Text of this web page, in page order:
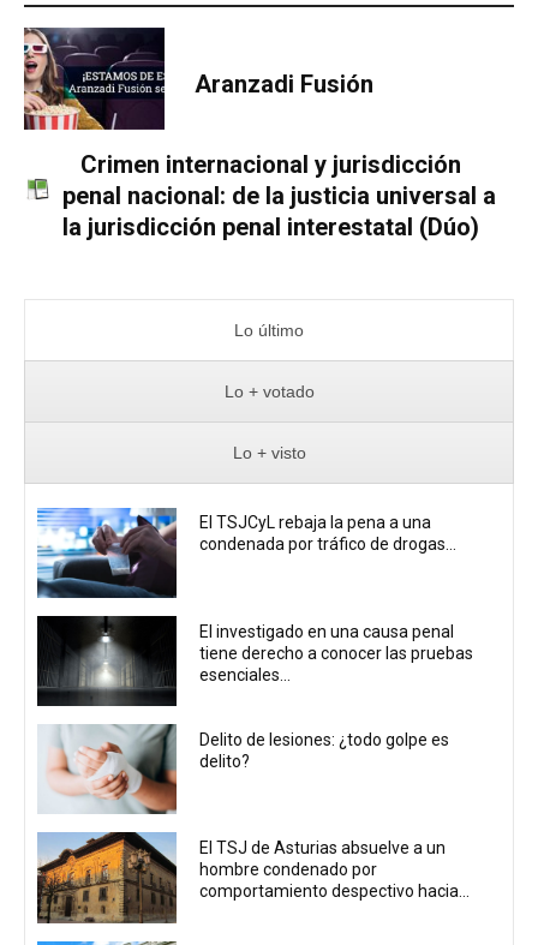
Aranzadi Fusión
Crimen internacional y jurisdicción
penal nacional: de la justicia universal a
la jurisdicción penal interestatal (Dúo)
Lo último
Lo + votado
Lo + visto
El TSJCyL rebaja la pena a una
condenada por tráfico de drogas...
El investigado en una causa penal
tiene derecho a conocer las pruebas
esenciales...
Delito de lesiones: ¿todo golpe es
delito?
El TSJ de Asturias absuelve a un
hombre condenado por
comportamiento despectivo hacia...